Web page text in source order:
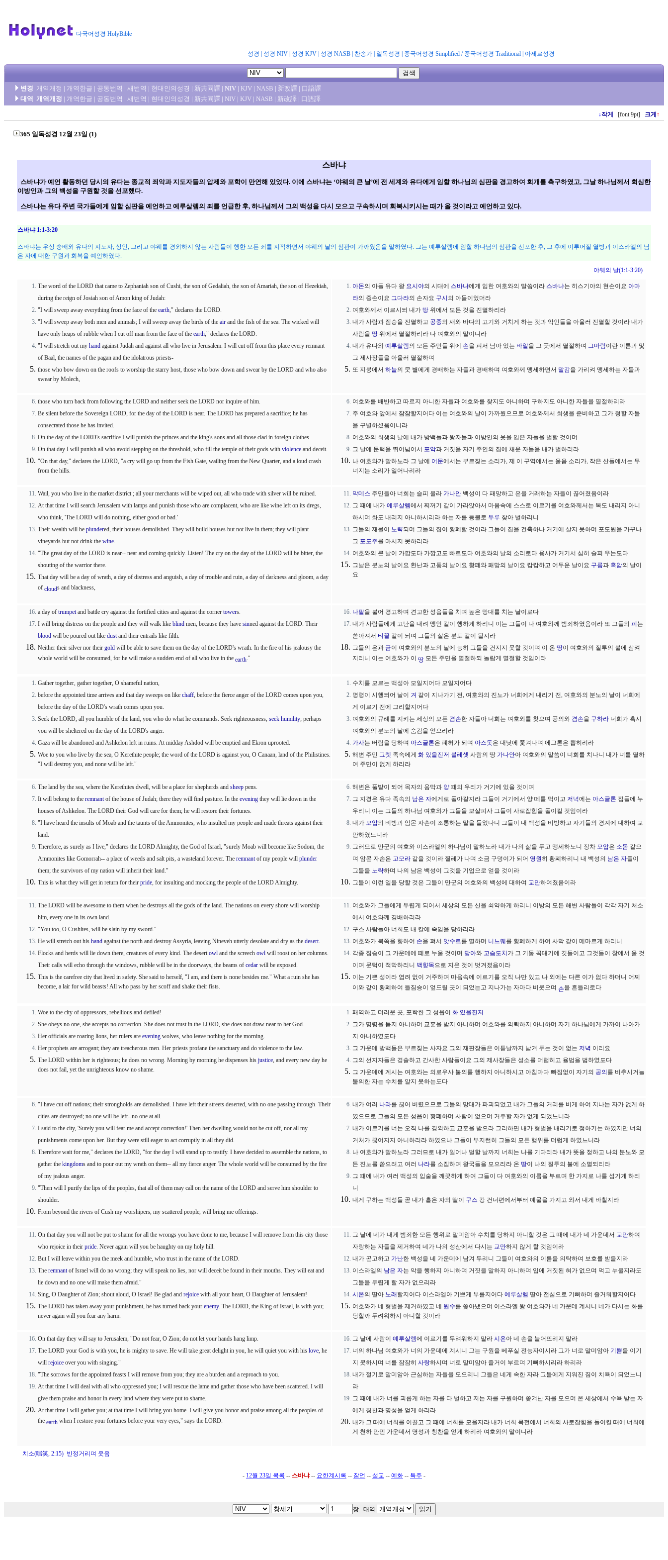
다국어성경 HolyBible
성경 성경 NIV| 성경 KJV| 성경 NASB| 찬송가| 일독성경 중국어성경 Simplified/ 중국어성경 Traditional| 아제르성경
변경 개역개정 | 개역한글 | 공동번역 | 새번역 | 현대인의성경 | 新共同譯 | NIV | KJV | NASB | 新改譯 | 口語譯
대역 개역개정 | 개역한글 | 공동번역 | 새번역 | 현대인의성경 | 新共同譯 | NIV | KJV | NASB | 新改譯 | 口語譯
↓작게 [font 9pt] 크게 ↑
365 일독성경 12월 23일 (1)
스바냐
스바냐가 예언 활동하던 당시의 유다는 종교적 죄악과 지도자들의 압제와 포학이 만연해 있었다. 이에 스바냐는 ‘야웨의 큰 날’에 전 세계와 유다에게 임할 하나님의 심판을 경고하여 회개를 촉구하였고, 그날 하나님께서 회심한
이방인과 그의 백성을 구원할 것을 선포했다.
스바냐는 유다 주변 국가들에게 임할 심판을 예언하고 예루살렘의 죄를 언급한 후, 하나님께서 그의 백성을 다시 모으고 구속하시며 회복시키시는 때가 올 것이라고 예언하고 있다.
스바냐 1:1-3:20
스바냐는 우상 숭배와 유다의 지도자, 상인, 그리고 야웨를 경외하지 않는 사람들이 행한 모든 죄를 지적하면서 야웨의 날의 심판이 가까웠음을 말하였다. 그는 예루살렘에 임할 하나님의 심판을 선포한 후, 그 후에 이루어질 열방과 이스라엘의 남
은 자에 대한 구원과 회복을 예언하였다.
야웨의 날(1:1-3:20)
The word of the LORD that came to Zephaniah son of Cushi, the son of Gedaliah, the son of Amariah, the son of Hezekiah,
during the reign of Josiah son of Amon king of Judah:
"I will sweep away everything from the face of the earth," declares the LORD.
"I will sweep away both men and animals; I will sweep away the birds of the air and the fish of the sea. The wicked will
have only heaps of rubble when I cut off man from the face of the earth," declares the LORD.
"I will stretch out my hand against Judah and against all who live in Jerusalem. I will cut off from this place every remnant
of Baal, the names of the pagan and the idolatrous priests-
those who bow down on the roofs to worship the starry host, those who bow down and swear by the LORD and who also
swear by Molech,
아몬의 아들 유다 왕 요시야의 시대에 스바냐에게 임한 여호와의 말씀이라 스바냐는 히스기야의 현손이요 아마
랴의 증손이요 그다랴의 손자요 구시 의 아들이었더라
여호와께서 이르시되 내가 땅 위에서 모든 것을 진멸하리라
내가 사람과 짐승을 진멸하고 공중의 새와 바다의 고기와 거치게 하는 것과 악인들을 아울러 진멸할 것이라 내가
사람을 땅 위에서 멸절하리라 나 여호와의 말이니라
내가 유다와 예루살렘의 모든 주민들 위에 손을 펴서 남아 있는 바알을 그 곳에서 멸절하며 그마림 이란 이름과 및
그 제사장들을 아울러 멸절하며
또 지붕에서 하늘의 뭇 별에게 경배하는 자들과 경배하며 여호와께 맹세하면서 말감을 가리켜 맹세하는 자들과
those who turn back from following the LORD and neither seek the LORD nor inquire of him.
Be silent before the Sovereign LORD, for the day of the LORD is near. The LORD has prepared a sacrifice; he has
consecrated those he has invited.
On the day of the LORD's sacrifice I will punish the princes and the king's sons and all those clad in foreign clothes.
On that day I will punish all who avoid stepping on the threshold, who fill the temple of their gods with violence and deceit.
"On that day," declares the LORD, "a cry will go up from the Fish Gate, wailing from the New Quarter, and a loud crash
from the hills.
여호와를 배반하고 따르지 아니한 자들과 여호와를 찾지도 아니하며 구하지도 아니한 자들을 멸절하리라
주 여호와 앞에서 잠잠할지어다 이는 여호와의 날이 가까웠으므로 여호와께서 희생을 준비하고 그가 청할 자들
을 구별하셨음이니라
여호와의 희생의 날에 내가 방백들과 왕자들과 이방인의 옷을 입은 자들을 벌할 것이며
그 날에 문턱을 뛰어넘어서 포악과 거짓을 자기 주인의 집에 채운 자들을 내가 벌하리라
나 여호와가 말하노라 그 날에 어문에서는 부르짖는 소리가, 제 이 구역에서는 울음 소리가, 작은 산들에서는 무
너지는 소리가 일어나리라
Wail, you who live in the market district ; all your merchants will be wiped out, all who trade with silver will be ruined.
At that time I will search Jerusalem with lamps and punish those who are complacent, who are like wine left on its dregs,
who think, 'The LORD will do nothing, either good or bad.'
Their wealth will be plundered, their houses demolished. They will build houses but not live in them; they will plant
vineyards but not drink the wine.
"The great day of the LORD is near-- near and coming quickly. Listen! The cry on the day of the LORD will be bitter, the
shouting of the warrior there.
That day will be a day of wrath, a day of distress and anguish, a day of trouble and ruin, a day of darkness and gloom, a day
of clouds and blackness,
막데스 주민들아 너희는 슬피 울라 가나안 백성이 다 패망하고 은을 거래하는 자들이 끊어졌음이라
그 때에 내가 예루살렘에서 찌꺼기 같이 가라앉아서 마음속에 스스로 이르기를 여호와께서는 복도 내리지 아니
하시며 화도 내리지 아니하시리라 하는 자를 등불로 두루 찾아 벌하리니
그들의 재물이 노략되며 그들의 집이 황폐할 것이라 그들이 집을 건축하나 거기에 살지 못하며 포도원을 가꾸나
그 포도주를 마시지 못하리라
여호와의 큰 날이 가깝도다 가깝고도 빠르도다 여호와의 날의 소리로다 용사가 거기서 심히 슬피 우는도다
그날은 분노의 날이요 환난과 고통의 날이요 황폐와 패망의 날이요 캄캄하고 어두운 날이요 구름과 흑암의 날이
요
a day of trumpetand battle cry against the fortified cities and against the corner towers.
I will bring distress on the people and they will walk like blind men, because they have sinned against the LORD. Their
blood will be poured out like dustand their entrails like filth.
Neither their silver nor their gold will be able to save them on the day of the LORD's wrath. In the fire of his jealousy the
whole world will be consumed, for he will make a sudden end of all who live in the earth."
나팔을 불어 경고하며 견고한 성읍들을 치며 높은 망대를 치는 날이로다
내가 사람들에게 고난을 내려 맹인 같이 행하게 하리니 이는 그들이 나 여호와께 범죄하였음이라 또 그들의 피 는
쏟아져서 티끌 같이 되며 그들의 살은 분토 같이 될지라
그들의 은과 금이 여호와의 분노의 날에 능히 그들을 건지지 못할 것이며 이 온 땅이 여호와의 질투의 불에 삼켜
지리니 이는 여호와가 이 땅 모든 주민을 멸절하되 놀랍게 멸절할 것임이라
Gather together, gather together, O shameful nation,
before the appointed time arrives and that day sweeps on like chaff, before the fierce anger of the LORD comes upon you,
before the day of the LORD's wrath comes upon you.
Seek the LORD, all you humble of the land, you who do what he commands. Seek righteousness, seek humility; perhaps
you will be sheltered on the day of the LORD's anger.
Gaza will be abandoned and Ashkelon left in ruins. At midday Ashdod will be emptied and Ekron uprooted.
Woe to you who live by the sea, O Kerethite people; the word of the LORD is against you, O Canaan, land of the Philistines.
"I will destroy you, and none will be left."
수치를 모르는 백성아 모일지어다 모일지어다
명령이 시행되어 날이 겨 같이 지나가기 전, 여호와의 진노가 너희에게 내리기 전, 여호와의 분노의 날이 너희에
게 이르기 전에 그리할지어다
여호와의 규례를 지키는 세상의 모든 겸손한 자들아 너희는 여호와를 찾으며 공의와 겸손을 구하라 너희가 혹시
여호와의 분노의 날에 숨김을 얻으리라
가사는 버림을 당하며 아스글론은 폐허가 되며 아스돗은 대낮에 쫓겨나며 에그론은 뽑히리라
해변 주민 그렛 족속에게 화 있을진저 블레셋 사람의 땅 가나안아 여호와의 말씀이 너희를 치나니 내가 너를 멸하
여 주민이 없게 하리라
The land by the sea, where the Kerethites dwell, will be a place for shepherds and sheep pens.
It will belong to the remnantof the house of Judah; there they will find pasture. In the evening they will lie down in the
houses of Ashkelon. The LORD their God will care for them; he will restore their fortunes.
"I have heard the insults of Moab and the taunts of the Ammonites, who insulted my people and made threats against their
land.
Therefore, as surely as I live," declares the LORD Almighty, the God of Israel, "surely Moab will become like Sodom, the
Ammonites like Gomorrah-- a place of weeds and salt pits, a wasteland forever. The remnantof my people will plunder
them; the survivors of my nation will inherit their land."
This is what they will get in return for their pride, for insulting and mocking the people of the LORD Almighty.
해변은 풀밭이 되어 목자의 움막과 양 떼의 우리가 거기에 있을 것이며
그 지경은 유다 족속의 남은 자에게로 돌아갈지라 그들이 거기에서 양 떼를 먹이고 저녁에는 아스글론 집들에 누
우리니 이는 그들의 하나님 여호와가 그들을 보살피사 그들이 사로잡힘을 돌이킬 것임이라
내가 모압의 비방과 암몬 자손이 조롱하는 말을 들었나니 그들이 내 백성을 비방하고 자기들의 경계에 대하여 교
만하였느니라
그러므로 만군의 여호와 이스라엘의 하나님이 말하노라 내가 나의 삶을 두고 맹세하노니 장차 모압은 소돔 같으
며 암몬 자손은 고모라 같을 것이라 찔레가 나며 소금 구덩이가 되어 영원히 황폐하리니 내 백성의 남은 자들이
그들을 노략하며 나의 남은 백성이 그것을 기업으로 얻을 것이라
그들이 이런 일을 당할 것은 그들이 만군의 여호와의 백성에 대하여 교만하여졌음이라
The LORD will be awesome to them when he destroys all the gods of the land. The nations on every shore will worship
him, every one in its own land.
"You too, O Cushites, will be slain by my sword."
He will stretch out his hand against the north and destroy Assyria, leaving Nineveh utterly desolate and dry as the desert.
Flocks and herds will lie down there, creatures of every kind. The desertowl and the screech owl will roost on her columns.
Their calls will echo through the windows, rubble will be in the doorways, the beams of cedar will be exposed.
This is the carefree city that lived in safety. She said to herself, "I am, and there is none besides me." What a ruin she has
become, a lair for wild beasts! All who pass by her scoff and shake their fists.
여호와가 그들에게 두렵게 되어서 세상의 모든 신을 쇠약하게 하리니 이방의 모든 해변 사람들이 각각 자기 처소
에서 여호와께 경배하리라
구스 사람들아 너희도 내 칼에 죽임을 당하리라
여호와가 북쪽을 향하여 손을 펴서 앗수르를 멸하며 니느웨 를 황폐하게 하여 사막 같이 메마르게 하리니
각종 짐승이 그 가운데에 떼로 누울 것이며 당아와 고슴도치 가 그 기둥 꼭대기에 깃들이고 그것들이 창에서 울 것
이며 문턱이 적막하리니 백향목으로 지은 것이 벗겨졌음이라
이는 기쁜 성이라 염려 없이 거주하며 마음속에 이르기를 오직 나만 있고 나 외에는 다른 이가 없다 하더니 어찌
이와 같이 황폐하여 들짐승이 엎드릴 곳이 되었는고 지나가는 자마다 비웃으며 손을 흔들리로다
Woe to the city of oppressors, rebellious and defiled!
She obeys no one, she accepts no correction. She does not trust in the LORD, she does not draw near to her God.
Her officials are roaring lions, her rulers are evening wolves, who leave nothing for the morning.
Her prophets are arrogant; they are treacherous men. Her priests profane the sanctuary and do violence to the law.
The LORD within her is righteous; he does no wrong. Morning by morning he dispenses his justice, and every new day he
does not fail, yet the unrighteous know no shame.
패역하고 더러운 곳, 포학한 그 성읍이 화 있을진저
그가 명령을 듣지 아니하며 교훈을 받지 아니하며 여호와를 의뢰하지 아니하며 자기 하나님에게 가까이 나아가
지 아니하였도다
그 가운데 방백들은 부르짖는 사자요 그의 재판장들은 이튿날까지 남겨 두는 것이 없는 저녁 이리요
그의 선지자들은 경솔하고 간사한 사람들이요 그의 제사장들은 성소를 더럽히고 율법을 범하였도다
그 가운데에 계시는 여호와는 의로우사 불의를 행하지 아니하시고 아침마다 빠짐없이 자기의 공의 를 비추시거늘
불의한 자는 수치를 알지 못하는도다
"I have cut off nations; their strongholds are demolished. I have left their streets deserted, with no one passing through. Their
cities are destroyed; no one will be left--no one at all.
I said to the city, 'Surely you will fear me and accept correction!' Then her dwelling would not be cut off, nor all my
punishments come upon her. But they were still eager to act corruptly in all they did.
Therefore wait for me," declares the LORD, "for the day I will stand up to testify. I have decided to assemble the nations, to
gather the kingdoms and to pour out my wrath on them-- all my fierce anger. The whole world will be consumed by the fire
of my jealous anger.
"Then will I purify the lips of the peoples, that all of them may call on the name of the LORD and serve him shoulder to
shoulder.
From beyond the rivers of Cush my worshipers, my scattered people, will bring me offerings.
내가 여러 나라를 끊어 버렸으므로 그들의 망대가 파괴되었고 내가 그들의 거리를 비게 하여 지나는 자가 없게 하
였으므로 그들의 모든 성읍이 황폐하며 사람이 없으며 거주할 자가 없게 되었느니라
내가 이르기를 너는 오직 나를 경외하고 교훈을 받으라 그리하면 내가 형벌을 내리기로 정하기는 하였지만 너의
거처가 끊어지지 아니하리라 하였으나 그들이 부지런히 그들의 모든 행위를 더럽게 하였느니라
나 여호와가 말하노라 그러므로 내가 일어나 벌할 날까지 너희는 나를 기다리라 내가 뜻을 정하고 나의 분노와 모
든 진노를 쏟으려고 여러 나라를 소집하며 왕국들을 모으리라 온 땅이 나의 질투의 불에 소멸되리라
그 때에 내가 여러 백성의 입술을 깨끗하게 하여 그들이 다 여호와의 이름을 부르며 한 가지로 나를 섬기게 하리
니
내게 구하는 백성들 곧 내가 흩은 자의 딸이 구스 강 건너편에서부터 예물을 가지고 와서 내게 바칠지라
On that day you will not be put to shame for all the wrongs you have done to me, because I will remove from this city those
who rejoice in their pride. Never again will you be haughty on my holy hill.
But I will leave within you the meek and humble, who trust in the name of the LORD.
The remnantof Israel will do no wrong; they will speak no lies, nor will deceit be found in their mouths. They will eat and
lie down and no one will make them afraid."
Sing, O Daughter of Zion; shout aloud, O Israel! Be glad and rejoice with all your heart, O Daughter of Jerusalem!
The LORD has taken away your punishment, he has turned back your enemy. The LORD, the King of Israel, is with you;
never again will you fear any harm.
그 날에 네가 내게 범죄한 모든 행위로 말미암아 수치를 당하지 아니할 것은 그 때에 내가 네 가운데서 교만하여
자랑하는 자들을 제거하여 네가 나의 성산에서 다시는 교만하지 않게 할 것임이라
내가 곤고하고 가난한 백성을 네 가운데에 남겨 두리니 그들이 여호와의 이름을 의탁하여 보호를 받을지라
이스라엘의 남은 자는 악을 행하지 아니하며 거짓을 말하지 아니하며 입에 거짓된 혀가 없으며 먹고 누울지라도
그들을 두렵게 할 자가 없으리라
시온의 딸아 노래 할지어다 이스라엘아 기쁘게 부를지어다 예루살렘 딸아 전심으로 기뻐하며 즐거워할지어다
여호와가 네 형벌을 제거하였고 네 원수를 쫓아냈으며 이스라엘 왕 여호와가 네 가운데 계시니 네가 다시는 화를
당할까 두려워하지 아니할 것이라
On that day they will say to Jerusalem, "Do not fear, O Zion; do not let your hands hang limp.
The LORD your God is with you, he is mighty to save. He will take great delight in you, he will quiet you with his love, he
will rejoice over you with singing."
"The sorrows for the appointed feasts I will remove from you; they are a burden and a reproach to you.
At that time I will deal with all who oppressed you; I will rescue the lame and gather those who have been scattered. I will
give them praise and honor in every land where they were put to shame.
At that time I will gather you; at that time I will bring you home. I will give you honor and praise among all the peoples of
the earth when I restore your fortunes before your very eyes," says the LORD.
그 날에 사람이 예루살렘에 이르기를 두려워하지 말라 시온아 네 손을 늘어뜨리지 말라
너의 하나님 여호와가 너의 가운데에 계시니 그는 구원을 베푸실 전능자이시라 그가 너로 말미암아 기쁨을 이기
지 못하시며 너를 잠잠히 사랑하시며 너로 말미암아 즐거이 부르며 기뻐하시리라 하리라
내가 절기로 말미암아 근심하는 자들을 모으리니 그들은 네게 속한 자라 그들에게 지워진 짐이 치욕이 되었느니
라
그 때에 내가 너를 괴롭게 하는 자를 다 벌하고 저는 자를 구원하며 쫓겨난 자를 모으며 온 세상에서 수욕 받는 자
에게 칭찬과 명성을 얻게 하리라
내가 그 때에 너희를 이끌고 그 때에 너희를 모을지라 내가 너희 목전에서 너희의 사로잡힘을 돌이킬 때에 너희에
게 천하 만민 가운데서 명성과 칭찬을 얻게 하리라 여호와의 말이니라
치소(嗤笑, 2:15) 빈정거리며 웃음
- 12월 23일 목록 -- 스바냐-- 요한계시록 -- 잠언 -- 설교 -- 예화 -- 특주 -
장 대역